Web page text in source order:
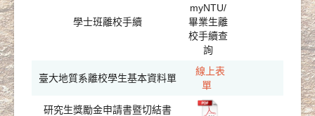
學士班離校手續
myNTU/
畢業生離
校手續查
詢
臺大地質系離校學生基本資料單
線上表
單
研究生獎勵金申請書暨切結書